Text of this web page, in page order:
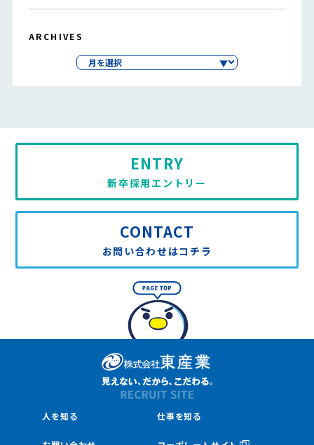
ARCHIVES
CONTACT
お問い合わせはコチラ
ENTRY
新卒採用エントリー
人を知る 仕事を知る